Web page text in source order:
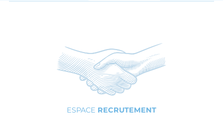
ESPACE RECRUTEMENT